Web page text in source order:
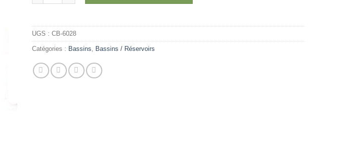
716,00 $
UGS : CB-6028
Catégories : Bassins Bassins / Réservoirs